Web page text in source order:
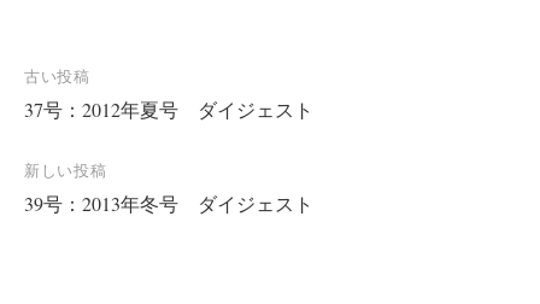
投
稿
ナ
ビ
古い投稿
37号：2012年夏号 ダイジェスト
新しい投稿
39号：2013年冬号 ダイジェスト